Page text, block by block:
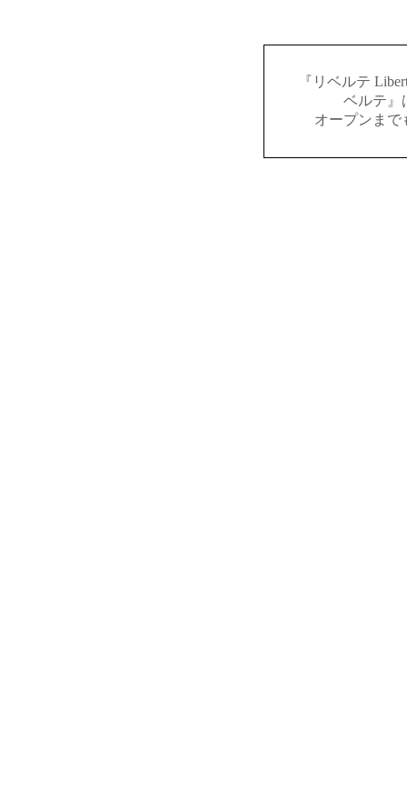
『リベルテ
ベルテ』
オープンまで